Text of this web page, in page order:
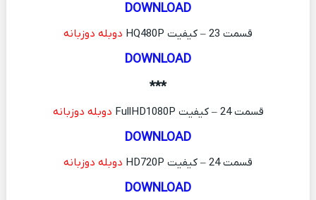
DOWNLOAD
قسمت 23 – کیفیت HQ480P دوبله دوزبانه
DOWNLOAD
***
قسمت 24 – کیفیت FullHD1080P دوبله دوزبانه
DOWNLOAD
قسمت 24 – کیفیت HD720P دوبله دوزبانه
DOWNLOAD